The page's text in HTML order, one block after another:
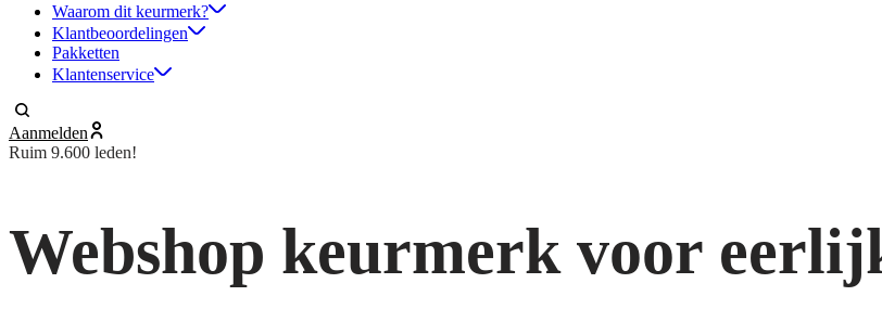
Waarom dit keurmerk?
Klantbeoordelingen
Pakketten
Klantenservice
Aanmelden
Ruim 9.600 leden!
Webshop keurmerk voor